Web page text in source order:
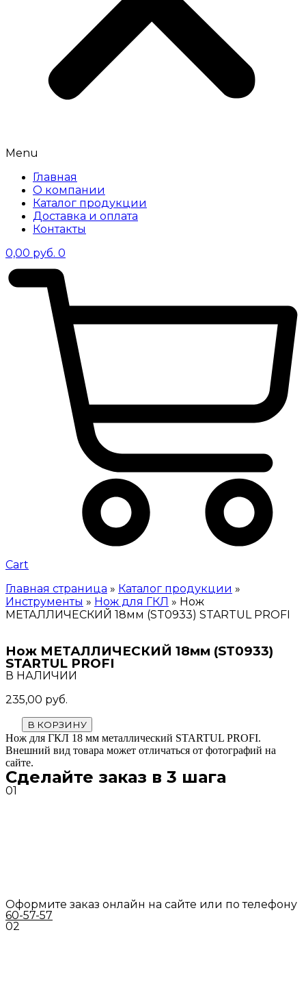
Menu
Главная
О компании
Каталог продукции
Доставка и оплата
Контакты
0,00 руб. 0
Cart
Главная страница » Каталог продукции »
Инструменты » Нож для ГКЛ » Нож
МЕТАЛЛИЧЕСКИЙ 18мм (ST0933) STARTUL PROFI
Нож МЕТАЛЛИЧЕСКИЙ 18мм (ST0933)
STARTUL PROFI
В НАЛИЧИИ
235,00 руб.
В КОРЗИНУ
Нож для ГКЛ 18 мм металлический STARTUL PROFI.
Внешний вид товара может отличаться от фотографий на
сайте.
Сделайте заказ в 3 шага
01
Оформите заказ онлайн на сайте или по телефону
60-57-57
02